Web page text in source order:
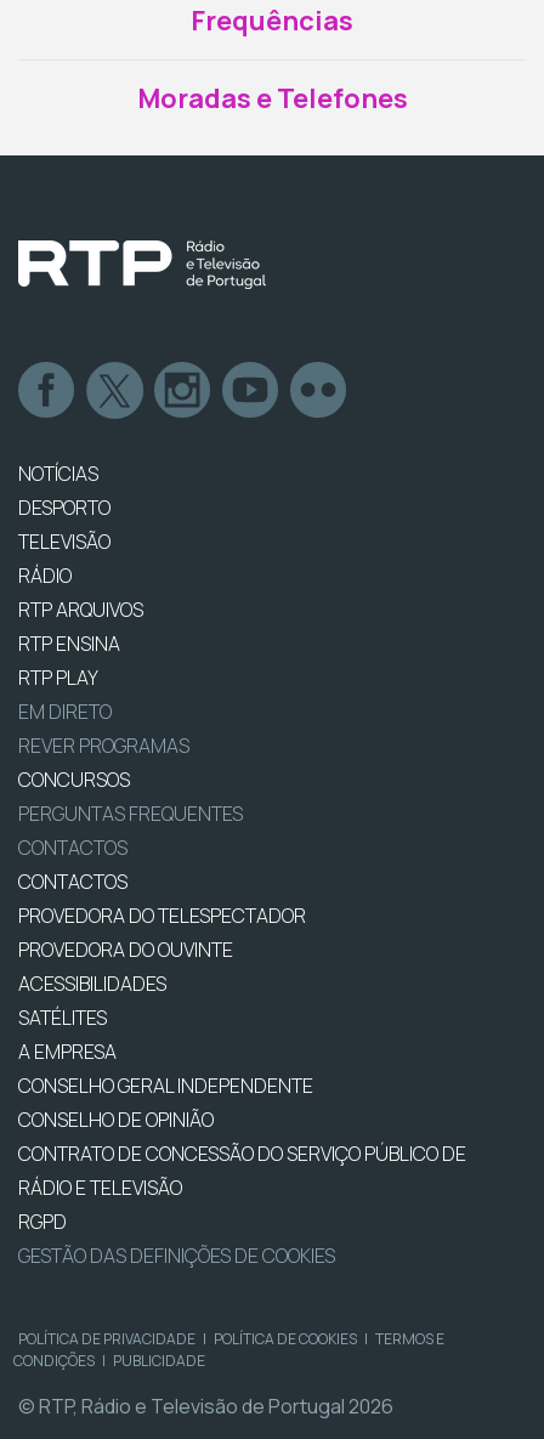
Frequências
Moradas e Telefones
NOTÍCIAS
DESPORTO
TELEVISÃO
RÁDIO
RTP ARQUIVOS
RTP ENSINA
RTP PLAY
EM DIRETO
REVER PROGRAMAS
CONCURSOS
PERGUNTAS FREQUENTES
CONTACTOS
CONTACTOS
PROVEDORA DO TELESPECTADOR
PROVEDORA DO OUVINTE
ACESSIBILIDADES
SATÉLITES
A EMPRESA
CONSELHO GERAL INDEPENDENTE
CONSELHO DE OPINIÃO
CONTRATO DE CONCESSÃO DO SERVIÇO PÚBLICO DE
RÁDIO E TELEVISÃO
RGPD
GESTÃO DAS DEFINIÇÕES DE COOKIES
POLÍTICA DE PRIVACIDADE | POLÍTICA DE COOKIES | TERMOS E
CONDIÇÕES | PUBLICIDADE
© RTP, Rádio e Televisão de Portugal 2026